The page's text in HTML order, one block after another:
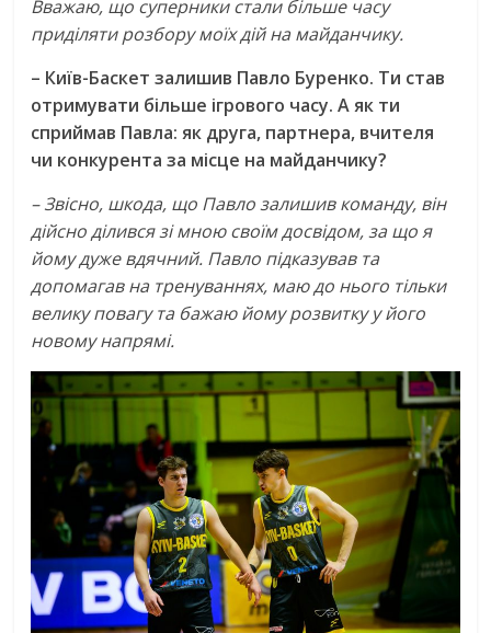
Вважаю, що суперники стали більше часу
приділяти розбору моїх дій на майданчику.
– Київ-Баскет залишив Павло Буренко. Ти став
отримувати більше ігрового часу. А як ти
сприймав Павла: як друга, партнера, вчителя
чи конкурента за місце на майданчику?
– Звісно, шкода, що Павло залишив команду, він
дійсно ділився зі мною своїм досвідом, за що я
йому дуже вдячний. Павло підказував та
допомагав на тренуваннях, маю до нього тільки
велику повагу та бажаю йому розвитку у його
новому напрямі.